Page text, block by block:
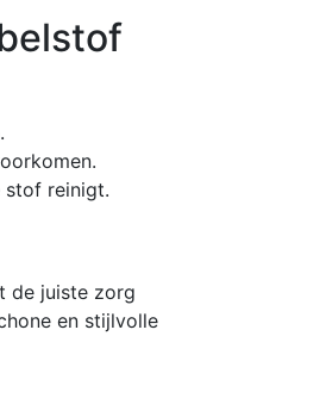
stof reinigt.
de juiste zorg
en stijlvolle